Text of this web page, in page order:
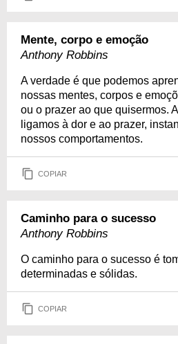
Mente, corpo e emoção
Anthony Robbins
A verdade é que podemos
nossas mentes, corpos e
ou o prazer ao que quisermos.
ligamos à dor e ao prazer,
nossos comportamentos.
COPIAR
Caminho para o sucesso
Anthony Robbins
O caminho para o sucesso é
determinadas e sólidas.
COPIAR